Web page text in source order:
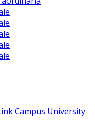
Campus University